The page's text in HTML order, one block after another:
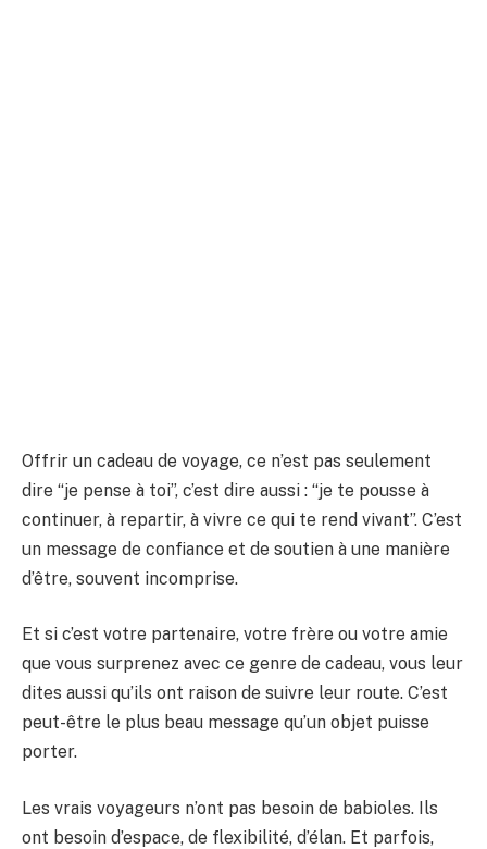
Offrir un cadeau de voyage, ce n’est pas seulement
dire “je pense à toi”, c’est dire aussi : “je te pousse à
continuer, à repartir, à vivre ce qui te rend vivant”. C’est
un message de confiance et de soutien à une manière
d’être, souvent incomprise.
Et si c’est votre partenaire, votre frère ou votre amie
que vous surprenez avec ce genre de cadeau, vous leur
dites aussi qu’ils ont raison de suivre leur route. C’est
peut-être le plus beau message qu’un objet puisse
porter.
Les vrais voyageurs n’ont pas besoin de babioles. Ils
ont besoin d’espace, de flexibilité, d’élan. Et parfois,